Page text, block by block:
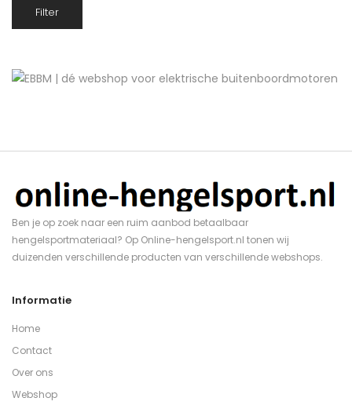
Filter
Ben je op zoek naar een ruim aanbod betaalbaar
hengelsportmateriaal? Op Online-hengelsport.nl tonen wij
duizenden verschillende producten van verschillende webshops.
Informatie
Home
Contact
Over ons
Webshop